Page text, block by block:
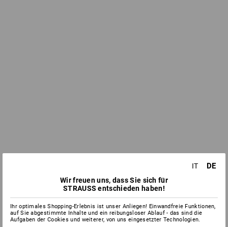
IT DE
Wir freuen uns, dass Sie sich für
STRAUSS entschieden haben!
Ihr optimales Shopping-Erlebnis ist unser Anliegen! Einwandfreie Funktionen,
auf Sie abgestimmte Inhalte und ein reibungsloser Ablauf - das sind die
Aufgaben der Cookies und weiterer, von uns eingesetzter Technologien.